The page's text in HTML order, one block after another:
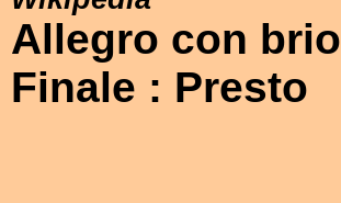
Allegro con brio
Finale : Presto